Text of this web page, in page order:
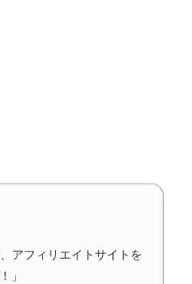
、アフィリエイトサイトを
」